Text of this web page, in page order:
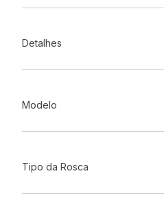
Detalhes
Modelo
Tipo da Rosca